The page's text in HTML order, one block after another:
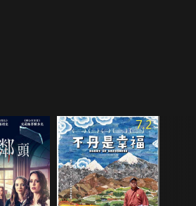
7.2